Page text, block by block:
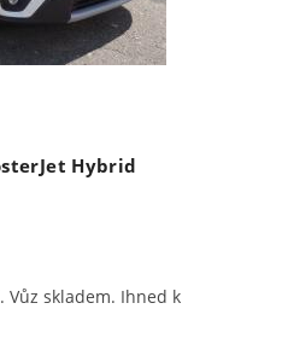
Hybrid
Vůz skladem. Ihned k